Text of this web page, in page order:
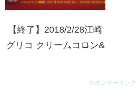
【終了】2018/2/28江崎
グリコ クリームコロン&
スポンサーリンク